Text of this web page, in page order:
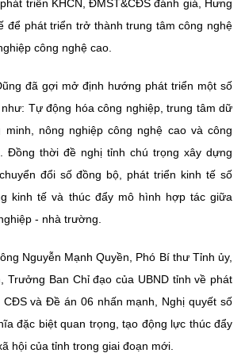
triển KHCN, ĐMST&CĐS đánh giá, Hưng
để phát triển trở thành trung tâm công nghệ
công nghệ cao.
đã gợi mở định hướng phát triển một số
Tự động hóa công nghiệp, trung tâm dữ
minh, nông nghiệp công nghệ cao và công
Đồng thời đề nghị tỉnh chú trọng xây dựng
đổi số đồng bộ, phát triển kinh tế số
kinh tế và thúc đẩy mô hình hợp tác giữa
- nhà trường.
Nguyễn Mạnh Quyền, Phó Bí thư Tỉnh ủy,
Trưởng Ban Chỉ đạo của UBND tỉnh về phát
CĐS và Đề án 06 nhấn mạnh, Nghị quyết số
đặc biệt quan trọng, tạo động lực thúc đẩy
hội của tỉnh trong giai đoạn mới.